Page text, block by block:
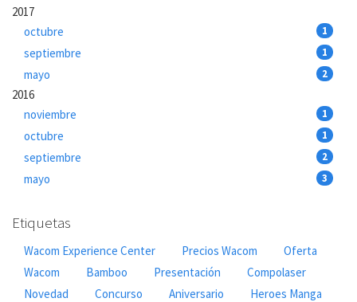
2017
octubre
1
septiembre 1
mayo 2
2016
noviembre
1
octubre 1
septiembre 2
mayo 3
Etiquetas
Wacom Experience Center Precios Wacom
Oferta
Wacom
Bamboo Presentación
Compolaser
Novedad
Concurso Aniversario
Heroes Manga